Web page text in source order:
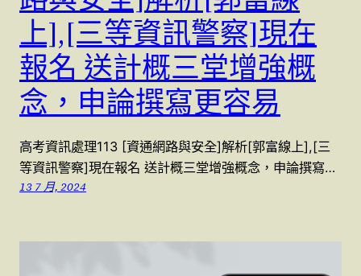
上],[三等資訊警察]現在
報名 送計概三堂增強概
念，申論撰寫更容易
高考資訊處理113 [資通網路與安全]解析[郭富線上],[三
等資訊警察]現在報名 送計概三堂增強概念，申論撰寫…
13 7 月, 2024